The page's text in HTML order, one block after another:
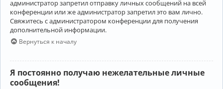
администратор запретил отправку личных сообщений на всей
конференции или же администратор запретил это вам лично.
Свяжитесь с администратором конференции для получения
дополнительной информации.
Вернуться к началу
Я постоянно получаю нежелательные личные
сообщения!